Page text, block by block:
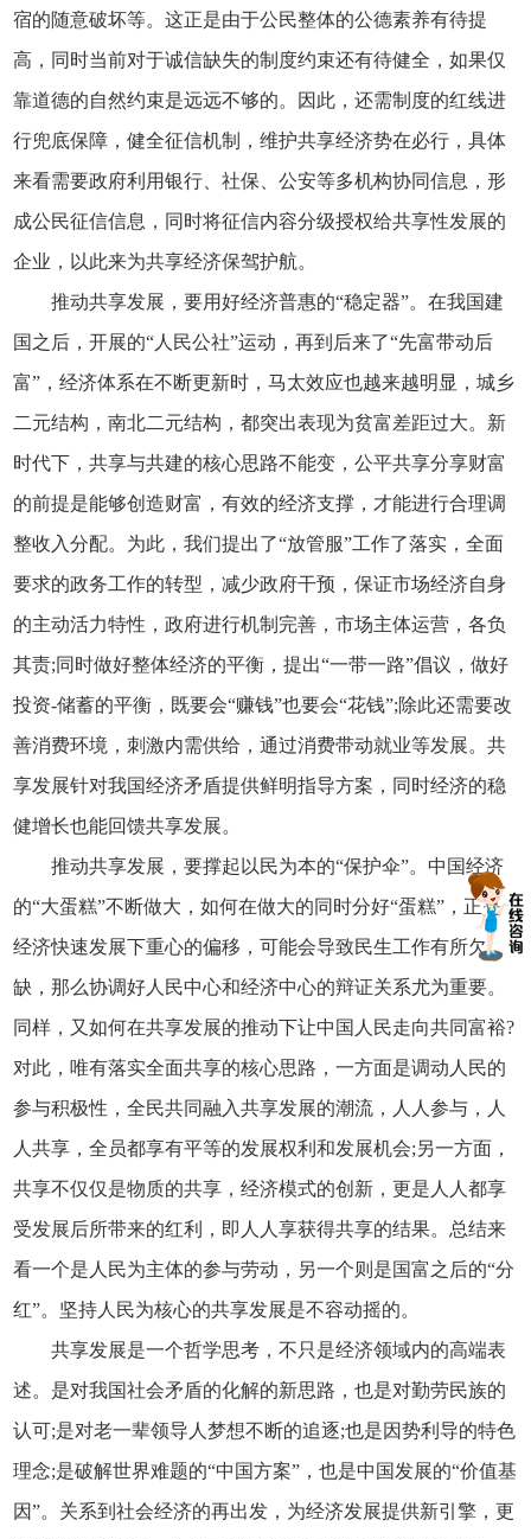
宿的随意破坏等。这正是由于公民整体的公德素养有待提
高，同时当前对于诚信缺失的制度约束还有待健全，如果仅
靠道德的自然约束是远远不够的。因此，还需制度的红线进
行兜底保障，健全征信机制，维护共享经济势在必行，具体
来看需要政府利用银行、社保、公安等多机构协同信息，形
成公民征信信息，同时将征信内容分级授权给共享性发展的
企业，以此来为共享经济保驾护航。
推动共享发展，要用好经济普惠的“稳定器”。在我国建
国之后，开展的“人民公社”运动，再到后来了“先富带动后
富”，经济体系在不断更新时，马太效应也越来越明显，城乡
二元结构，南北二元结构，都突出表现为贫富差距过大。新
时代下，共享与共建的核心思路不能变，公平共享分享财富
的前提是能够创造财富，有效的经济支撑，才能进行合理调
整收入分配。为此，我们提出了“放管服”工作了落实，全面
要求的政务工作的转型，减少政府干预，保证市场经济自身
的主动活力特性，政府进行机制完善，市场主体运营，各负
其责;同时做好整体经济的平衡，提出“一带一路”倡议，做好
投资-储蓄的平衡，既要会“赚钱”也要会“花钱”;除此还需要改
善消费环境，刺激内需供给，通过消费带动就业等发展。共
享发展针对我国经济矛盾提供鲜明指导方案，同时经济的稳
健增长也能回馈共享发展。
推动共享发展，要撑起以民为本的“保护伞”。中国经济
的“大蛋糕”不断做大，如何在做大的同时分好“蛋糕”，正是
经济快速发展下重心的偏移，可能会导致民生工作有所欠
缺，那么协调好人民中心和经济中心的辩证关系尤为重要。
同样，又如何在共享发展的推动下让中国人民走向共同富裕?
对此，唯有落实全面共享的核心思路，一方面是调动人民的
参与积极性，全民共同融入共享发展的潮流，人人参与，人
人共享，全员都享有平等的发展权利和发展机会;另一方面，
共享不仅仅是物质的共享，经济模式的创新，更是人人都享
受发展后所带来的红利，即人人享获得共享的结果。总结来
看一个是人民为主体的参与劳动，另一个则是国富之后的“分
红”。坚持人民为核心的共享发展是不容动摇的。
共享发展是一个哲学思考，不只是经济领域内的高端表
述。是对我国社会矛盾的化解的新思路，也是对勤劳民族的
认可;是对老一辈领导人梦想不断的追逐;也是因势利导的特色
理念;是破解世界难题的“中国方案”，也是中国发展的“价值基
因”。关系到社会经济的再出发，为经济发展提供新引擎，更